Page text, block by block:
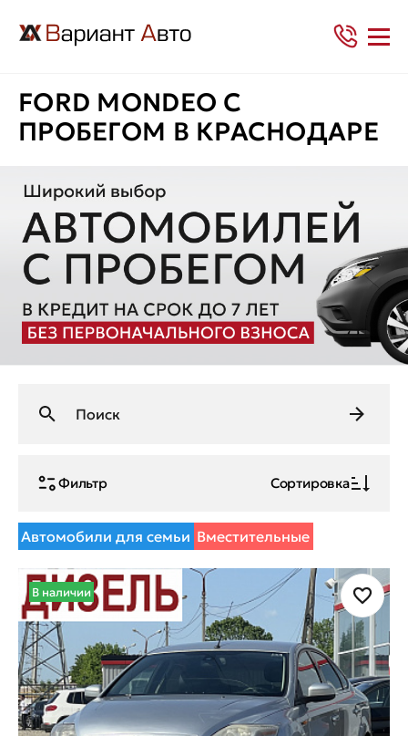
FORD MONDEO С
ПРОБЕГОМ В КРАСНОДАРЕ
Фильтр Сортировка
Автомобили для семьи Вместительные
В наличии